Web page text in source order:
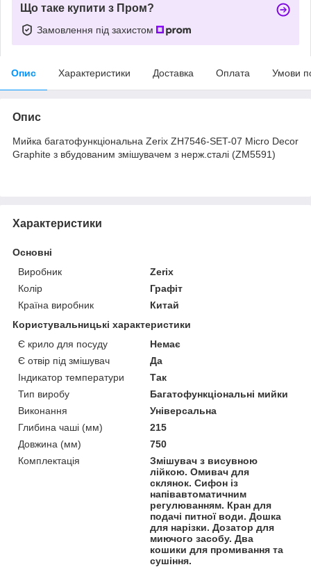
Що таке купити з Пром?
Замовлення під захистом
Опис Характеристики Доставка Оплата Умови
Опис
Мийка багатофункціональна Zerix ZH7546-SET-07 Micro Decor
Graphite з вбудованим змішувачем з нерж.сталі (ZM5591)
Характеристики
Основні
Виробник
Zerix
Колір
Графіт
Країна виробник
Китай
Користувальницькі характеристики
Є крило для посуду
Немає
Є отвір під змішувач
Да
Індикатор температури
Так
Тип виробу
Багатофункціональні мийки
Виконання
Універсальна
Глибина чаші (мм)
215
Довжина (мм)
750
Комплектація
Змішувач з висувною
лійкою. Омивач для
склянок. Сифон із
напівавтоматичним
регулюванням. Кран для
подачі питної води. Дошка
для нарізки. Дозатор для
миючого засобу. Два
кошики для промивання та
сушіння.